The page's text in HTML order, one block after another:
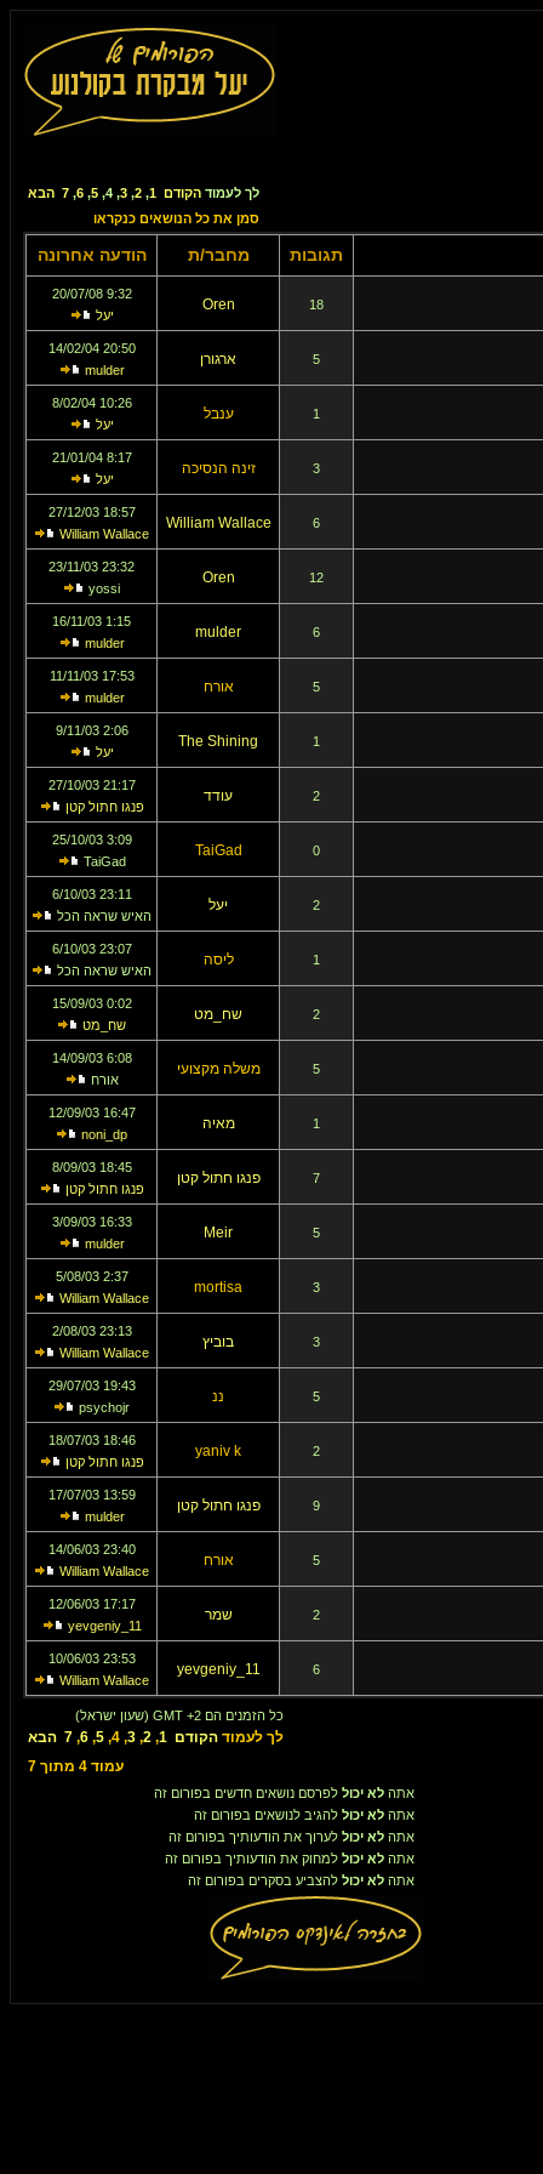
לך לעמוד הקודם 1
,
2
,
3
,
4
,
5
,
6
,
7 הבא
סמן את כל הנושאים כנקראו
תגובות מחבר/ת הודעה אחרונה
18
Oren
9:32 20/07/08
יעל
5 ארגורן
20:50 14/02/04
mulder
1 ענבל
10:26 8/02/04
יעל
3 זינה הנסיכה
8:17 21/01/04
יעל
6
William Wallace
18:57 27/12/03
William Wallace
12
Oren
23:32 23/11/03
yossi
6
mulder
1:15 16/11/03
mulder
5 אורח
17:53 11/11/03
mulder
1
The Shining
2:06 9/11/03
יעל
2 עודד
21:17 27/10/03
פנגו חתול קטן
0
TaiGad
3:09 25/10/03
TaiGad
2 יעל
23:11 6/10/03
האיש שראה הכל
1 ליסה
23:07 6/10/03
האיש שראה הכל
2 שח_מט
0:02 15/09/03
שח_מט
5 משלה מקצועי
6:08 14/09/03
אורח
1 מאיה
16:47 12/09/03
noni_dp
7 פנגו חתול קטן
18:45 8/09/03
פנגו חתול קטן
5
Meir
16:33 3/09/03
mulder
3
mortisa
2:37 5/08/03
William Wallace
3 בוביץ
23:13 2/08/03
William Wallace
5 ננ
19:43 29/07/03
psychojr
2
yaniv k
18:46 18/07/03
פנגו חתול קטן
9 פנגו חתול קטן
13:59 17/07/03
mulder
5 אורח
23:40 14/06/03
William Wallace
2 שמר
17:17 12/06/03
yevgeniy_11
6
yevgeniy_11
23:53 10/06/03
William Wallace
כל הזמנים הם GMT +2 (שעון ישראל)
לך לעמוד הקודם 1
,
2
,
3
,
4
,
5
,
6
,
7 הבא
עמוד 4 מתוך 7
אתה לא יכול לפרסם נושאים חדשים בפורום זה
אתה לא יכול להגיב לנושאים בפורום זה
אתה לא יכול לערוך את הודעותיך בפורום זה
אתה לא יכול למחוק את הודעותיך בפורום זה
אתה לא יכול להצביע בסקרים בפורום זה